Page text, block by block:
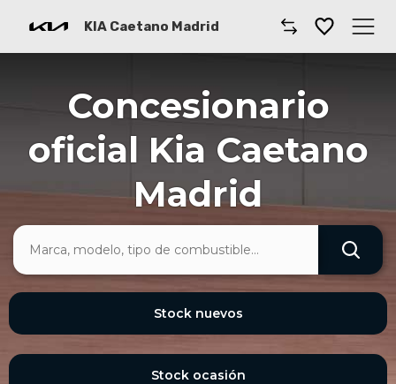
KIA Caetano Madrid
Comprar un coche
Gama de Modelos
Furgonetas
Taller
Kia Renting
Dónde encontrarnos
Concesionario
oficial Kia Caetano
Madrid
Stock nuevos
Stock ocasión